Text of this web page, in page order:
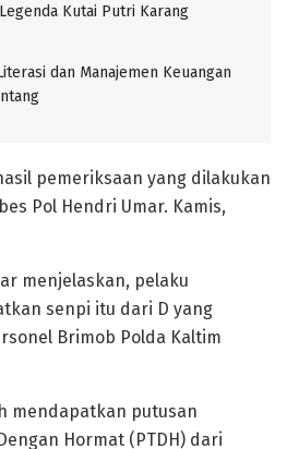
Kutai Putri Karang
dan Manajemen Keuangan
pemeriksaan yang dilakukan
Pol Hendri Umar. Kamis,
menjelaskan, pelaku
senpi itu dari D yang
Brimob Polda Kaltim
mendapatkan putusan
Hormat (PTDH) dari